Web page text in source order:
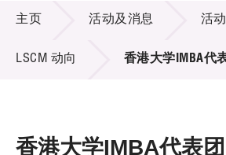
技术商品化
项目及资助计划
活动及消息
活动及消息
主页 活动及消息 活动
LSCM 动向 香港大学IMBA代
香港大学IMBA代表团